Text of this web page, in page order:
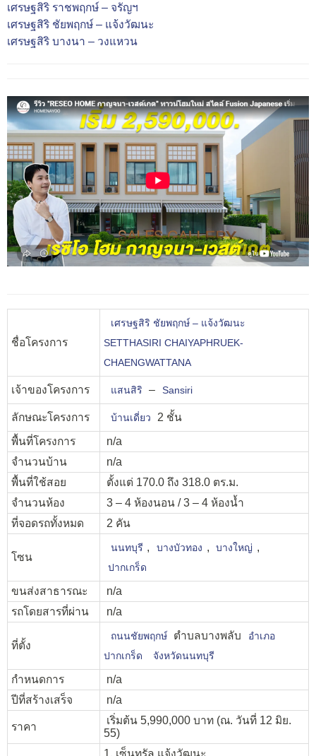
เศรษฐสิริ ราชพฤกษ์ – จรัญฯ
เศรษฐสิริ ชัยพฤกษ์ – แจ้งวัฒนะ
เศรษฐสิริ บางนา – วงแหวน
ชื่อโครงการ
เศรษฐสิริ ชัยพฤกษ์ – แจ้งวัฒนะ
SETTHASIRI CHAIYAPHRUEK-
CHAENGWATTANA
เจ้าของโครงการ แสนสิริ – Sansiri
ลักษณะโครงการ บ้านเดี่ยว
2 ชั้น
พื้นที่โครงการ
n/a
จำนวนบ้าน
n/a
พื้นที่ใช้สอย
ตั้งแต่ 170.0 ถึง 318.0 ตร.ม.
จำนวนห้อง
3 – 4 ห้องนอน / 3 – 4 ห้องน้ำ
ที่จอดรถทั้งหมด
2 คัน
โซน
นนทบุรี , บางบัวทอง , บางใหญ่ ,
ปากเกร็ด
ขนส่งสาธารณะ
n/a
รถโดยสารที่ผ่าน
n/a
ที่ตั้ง
ถนนชัยพฤกษ์ ตำบลบางพลับ
อำเภอ
ปากเกร็ด
จังหวัดนนทบุรี
กำหนดการ
n/a
ปีที่สร้างเสร็จ
n/a
ราคา
เริ่มต้น 5,990,000 บาท (ณ. วันที่ 12 มิย.
55)
1. เซ็นทรัล แจ้งวัฒนะ